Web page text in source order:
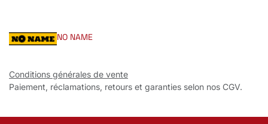
NO NAME
Conditions générales de vente
Paiement, réclamations, retours et garanties selon nos CGV.